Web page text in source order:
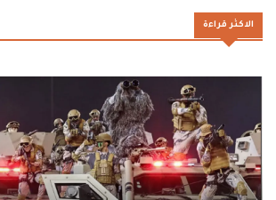
الاكثر قراءة